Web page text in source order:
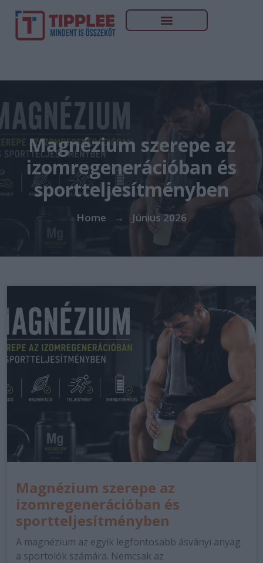
Magnézium szerepe az
izomregenerációban és
sportteljesítményben
Home → Június 2026
Magnézium szerepe az
izomregenerációban és
sportteljesítményben
A magnézium az egyik legfontosabb ásványi anyag
a sportolók számára. Nemcsak az